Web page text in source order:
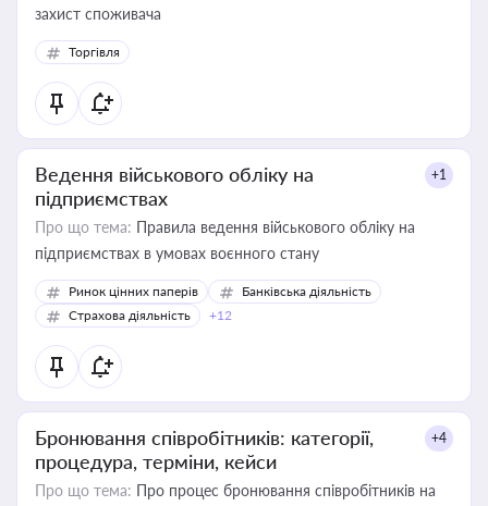
захист споживача
Торгівля
Ведення військового обліку на
підприємствах
+1
Про що тема: Правила ведення військового обліку на
підприємствах в умовах воєнного стану
Ринок цінних паперів
Банківська діяльність
Страхова діяльність
+12
Бронювання співробітників: категорії,
процедура, терміни, кейси
+4
Про що тема: Про процес бронювання співробітників на